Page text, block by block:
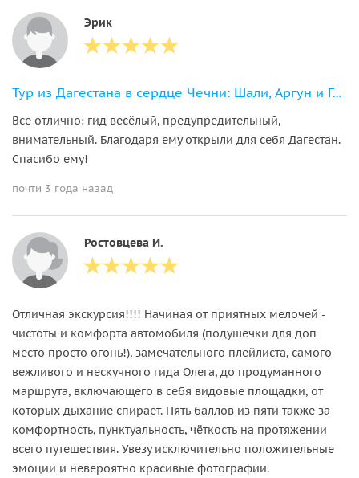
Эрик
Тур из Дагестана в сердце Чечни: Шали, Аргун и Грозный
Все отлично: гид весёлый, предупредительный,
внимательный. Благодаря ему открыли для себя Дагестан.
Спасибо ему!
почти 3 года назад
Ростовцева И.
Отличная экскурсия!!!! Начиная от приятных мелочей -
чистоты и комфорта автомобиля (подушечки для доп
место просто огонь!), замечательного плейлиста, самого
вежливого и нескучного гида Олега, до продуманного
маршрута, включающего в себя видовые площадки, от
которых дыхание спирает. Пять баллов из пяти также за
комфортность, пунктуальность, чёткость на протяжении
всего путешествия. Увезу исключительно положительные
эмоции и невероятно красивые фотографии.